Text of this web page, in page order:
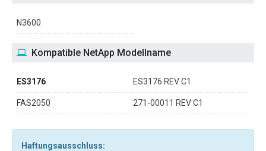
N3600
Kompatible NetApp Modellname
ES3176 ES3176 REV C1
FAS2050 271-00011 REV C1
Haftungsausschluss: